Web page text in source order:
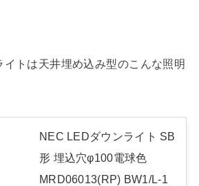
イトは天井埋め込み型のこんな照明
NEC LEDダウンライト SB
形 埋込穴φ100電球色
MRD06013(RP) BW1/L-1